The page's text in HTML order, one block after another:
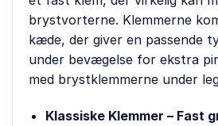
brystvorterne. Klemmerne
kæde, der giver en passende
under bevægelse for ekstra
med brystklemmerne under
Klassiske Klemmer – Fast